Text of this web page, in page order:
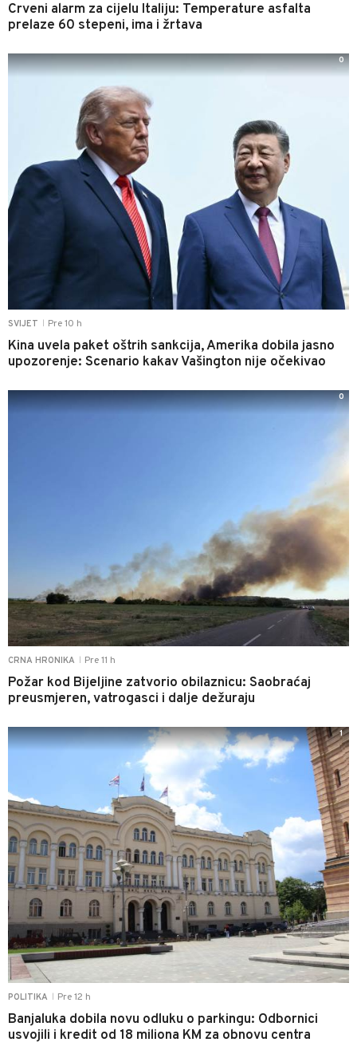
Crveni alarm za cijelu Italiju: Temperature asfalta
prelaze 60 stepeni, ima i žrtava
SVIJET Pre 10 h
Kina uvela paket oštrih sankcija, Amerika dobila jasno
upozorenje: Scenario kakav Vašington nije očekivao
0
CRNA HRONIKA Pre 11 h
Požar kod Bijeljine zatvorio obilaznicu: Saobraćaj
preusmjeren, vatrogasci i dalje dežuraju
0
POLITIKA Pre 12 h
Banjaluka dobila novu odluku o parkingu: Odbornici
usvojili i kredit od 18 miliona KM za obnovu centra
1